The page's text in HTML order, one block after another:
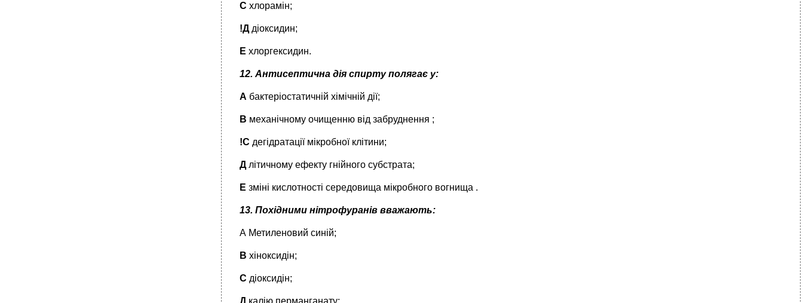
С хлорамін;
!Ддіоксидин;
Е хлоргексидин.
12. Антисептична дія спирту полягає у:
А бактеріостатичній хімічній дії;
В механічному очищенню від забруднення ;
!С дегідратації мікробної клітини;
Длітичному ефекту гнійного субстрата;
Е зміні кислотності середовища мікробного вогнища .
13. Похідними нітрофуранів вважають:
А Метиленовий синій;
В хіноксидін;
С діоксидін;
Д калію перманганату;